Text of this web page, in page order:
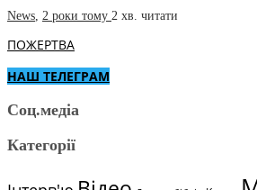
News, 2 роки тому 2 хв. читати
ПОЖЕРТВА
НАШ ТЕЛЕГРАМ
Соц.медіа
Категорії